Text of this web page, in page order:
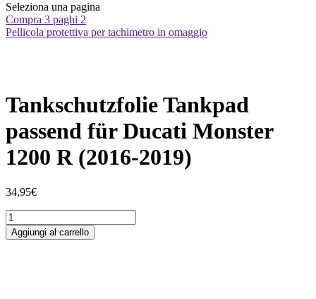
Seleziona una pagina
Compra 3 paghi 2
Pellicola protettiva per tachimetro in omaggio
Tankschutzfolie Tankpad
passend für Ducati Monster
1200 R (2016-2019)
34,95€
Tankschutzfolie
Tankpad
passend
Aggiungi al carrello